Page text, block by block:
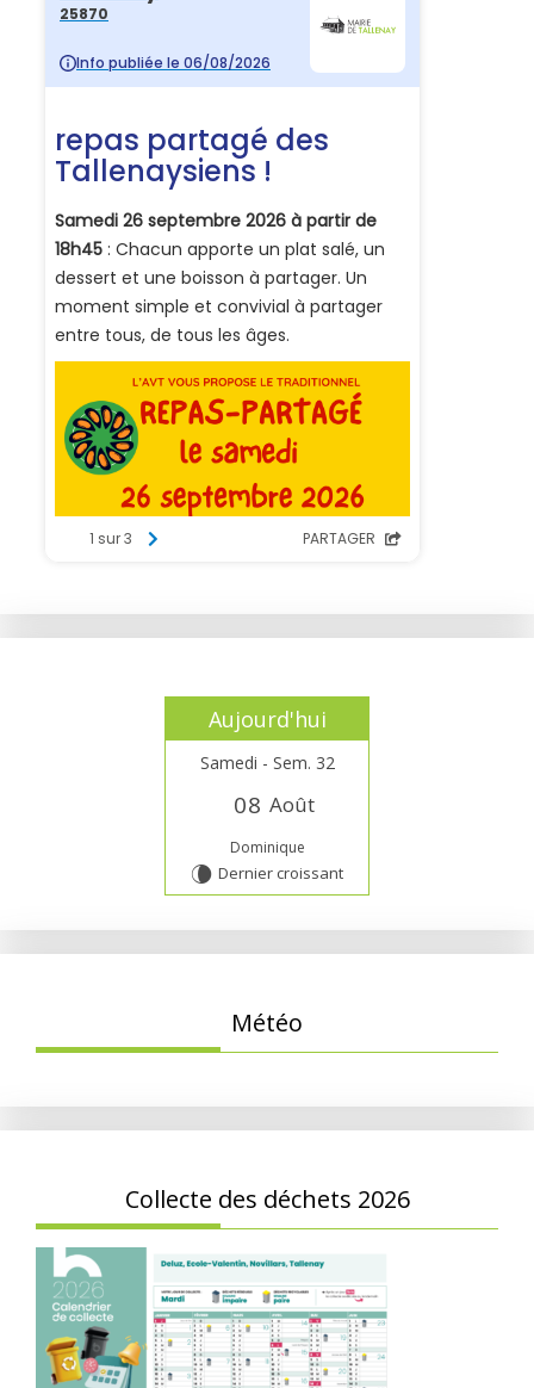
Aujourd'hui
Samedi - Sem. 32
08 Août
Dominique
V Dernier croissant
Météo
Collecte des déchets 2026